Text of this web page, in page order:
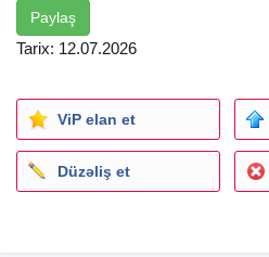
bakıda kondisioner ustası
təcili kondisioner ustası
Paylaş
Tarix: 12.07.2026
ViP elan et
Düzəliş et